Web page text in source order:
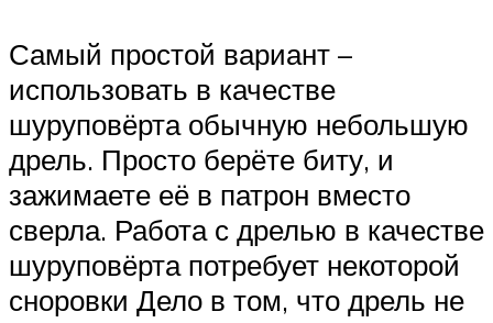
Самый простой вариант –
использовать в качестве
шуруповёрта обычную небольшую
дрель. Просто берёте биту, и
зажимаете её в патрон вместо
сверла. Работа с дрелью в качестве
шуруповёрта потребует некоторой
сноровки Дело в том, что дрель не